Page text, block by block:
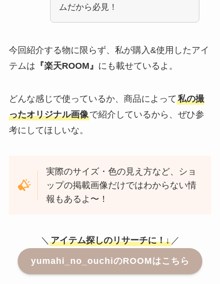
ムだから必見！
今回紹介する物に限らず、私が購入&使用したアイ
テムは 『楽天ROOM』 にも載せているよ。
どんな感じで使っているか、商品によって私の撮
ったオリジナル画像で紹介しているから、ぜひ参
考にしてほしいな。
実際のサイズ・色の見え方など、ショ
ップの掲載画像だけではわからない情
報もあるよ〜！
＼ アイテム探しのリサーチに！↓／
yumahi_no_ouchiのROOMはこちら